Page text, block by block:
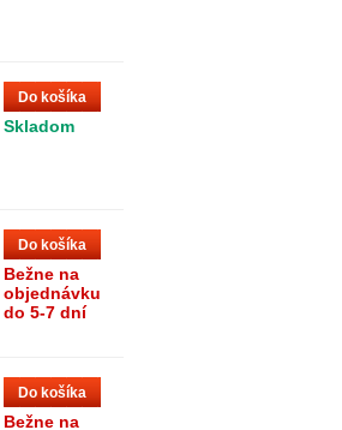
Do košíka
Skladom
Do košíka
Bežne na
objednávku
do 5-7 dní
Do košíka
Bežne na